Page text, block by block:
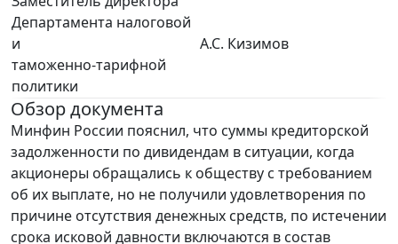
Департамента налоговой
и
таможенно-тарифной
политики
А.С. Кизимов
Обзор документа
Минфин России пояснил, что суммы кредиторской
задолженности по дивидендам в ситуации, когда
акционеры обращались к обществу с требованием
об их выплате, но не получили удовлетворения по
причине отсутствия денежных средств, по истечении
срока исковой давности включаются в состав